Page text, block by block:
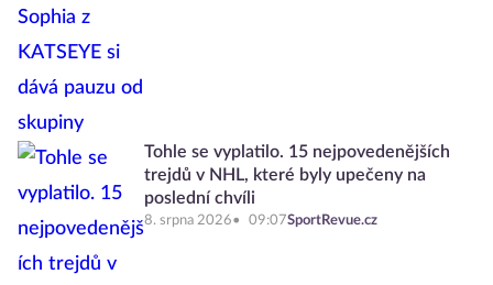
Tohle se vyplatilo. 15 nejpovedenějších
trejdů v NHL, které byly upečeny na
poslední chvíli
8. srpna 2026 09:07SportRevue.cz